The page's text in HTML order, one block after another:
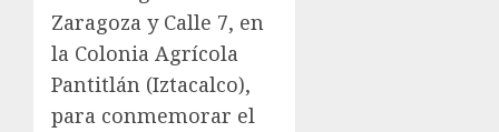
Zaragoza y Calle 7, en
la Colonia Agrícola
Pantitlán (Iztacalco),
para conmemorar el